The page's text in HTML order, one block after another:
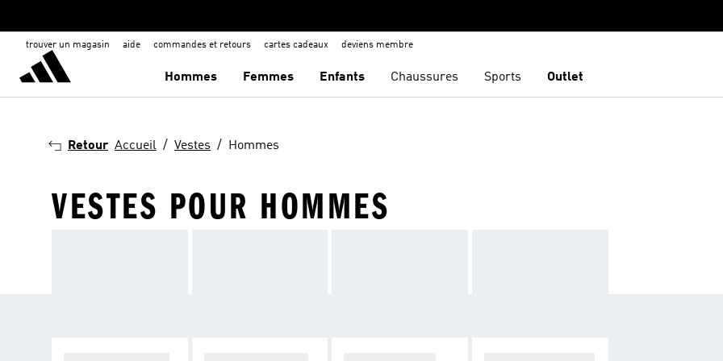
trouver un magasin aide commandes et retours cartes cadeaux deviens membre
Hommes Femmes Enfants Chaussures Sports Outlet
Retour Accueil Vestes Hommes
VESTES POUR HOMMES